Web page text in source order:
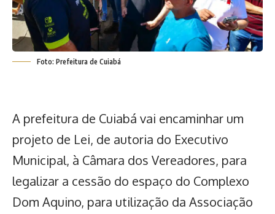
Foto: Prefeitura de Cuiabá
A prefeitura de Cuiabá vai encaminhar um
projeto de Lei, de autoria do Executivo
Municipal, à Câmara dos Vereadores, para
legalizar a cessão do espaço do Complexo
Dom Aquino, para utilização da Associação